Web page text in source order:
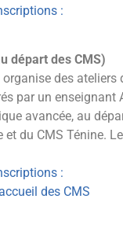
:
départ des CMS)
des ateliers
par un enseignant
avancée, au
et du CMS Ténine.
:
des CMS